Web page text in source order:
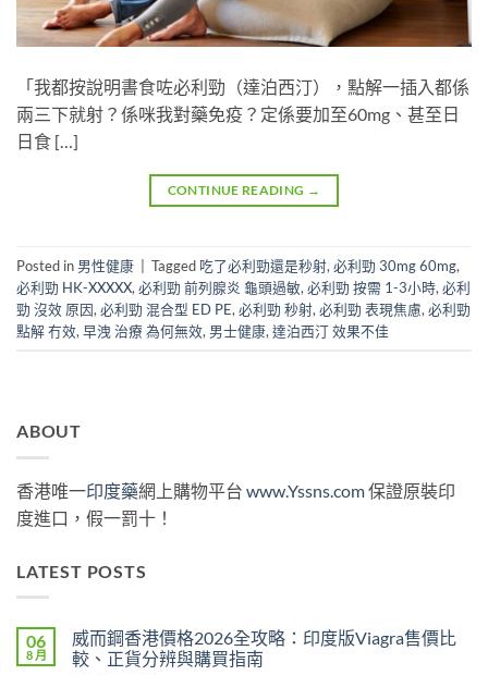
「我都按說明書食咗必利勁（達泊西汀），點解一插入都係
兩三下就射？係咪我對藥免疫？定係要加至60mg、甚至日
日食 […]
CONTINUE READING →
Posted in 男性健康 Tagged 吃了必利勁還是秒射, 必利勁 30mg 60mg,
必利勁 HK-XXXXX, 必利勁 前列腺炎 龜頭過敏, 必利勁 按需 1-3小時, 必利
勁 沒效 原因, 必利勁 混合型 ED PE, 必利勁 秒射, 必利勁 表現焦慮, 必利勁
點解 冇效, 早洩 治療 為何無效, 男士健康, 達泊西汀 效果不佳
ABOUT
香港唯一印度藥網上購物平台 www.Yssns.com保證原裝印
度進口，假一罰十！
LATEST POSTS
06
8 月
威而鋼香港價格2026全攻略：印度版Viagra售價比
較、正貨分辨與購買指南